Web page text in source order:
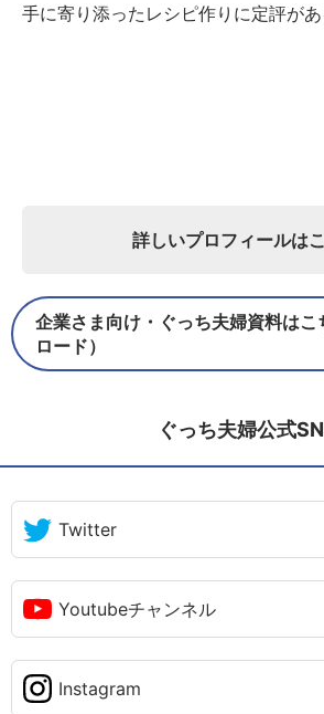
手に寄り添ったレシピ作りに定評があ
詳しいプロフィールは
企業さま向け・ぐっち夫婦資料はこ
ロード）
ぐっち夫婦公式
Twitter
Youtubeチャンネル
Instagram